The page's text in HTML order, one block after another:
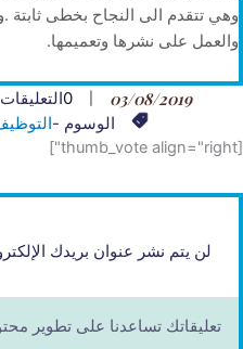
وهي تتقدم الى النجاح بخطى ثابتة
والعمل على نشرها وتعميمها.
03/08/2019
0التعليقات
الوسوم -
[thumb_vote align="right"]
لن يتم نشر عنوان بريدك